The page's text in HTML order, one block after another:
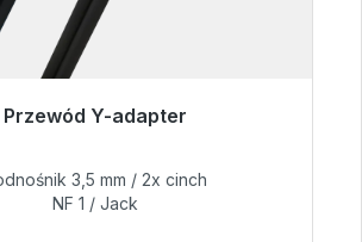
Przewód Y-adapter
do natychmiastowej wysyłki, czas
54,99 €
3,5 mm / 2x cinch
NF 1 / Jack